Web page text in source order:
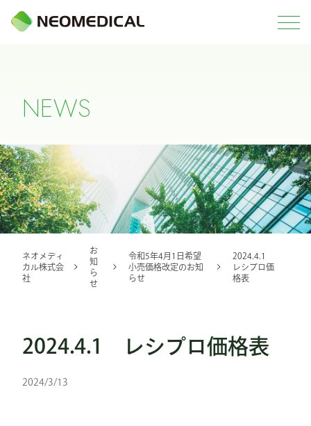
NEWS
ネオメディ
カル株式会
社
お
知
ら
せ
令和5年4月1日希望
小売価格改定のお知
らせ
2024.4.1
レシプロ価
格表
2024.4.1 レシプロ価格表
2024/3/13